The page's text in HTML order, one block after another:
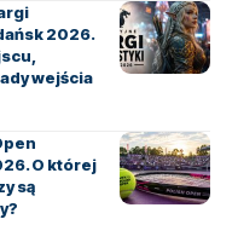
2026.
wejścia
O której
są